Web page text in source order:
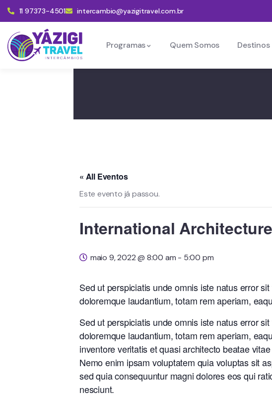
11 97373-4501 intercambio@yazigitravel.com.br
Programas Quem Somos Destinos
« All Eventos
Este evento já passou.
International
maio 9, 2022 @ 8:00 am - 5:00 pm
Sed ut perspiciatis unde omnis iste natus error
doloremque laudantium, totam rem aperiam,
Sed ut perspiciatis unde omnis iste natus error
doloremque laudantium, totam rem aperiam,
inventore veritatis et quasi architecto beatae
Nemo enim ipsam voluptatem quia voluptas sit
sed quia consequuntur magni dolores eos qui
nesciunt.